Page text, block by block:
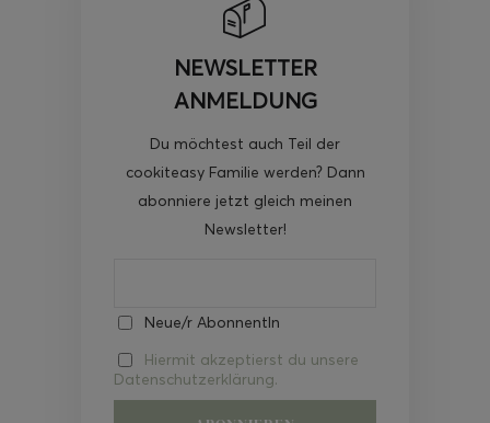
NEWSLETTER
ANMELDUNG
Du möchtest auch Teil der
cookiteasy Familie werden? Dann
abonniere jetzt gleich meinen
Newsletter!
Neue/r AbonnentIn
Hiermit akzeptierst du unsere
Datenschutzerklärung.